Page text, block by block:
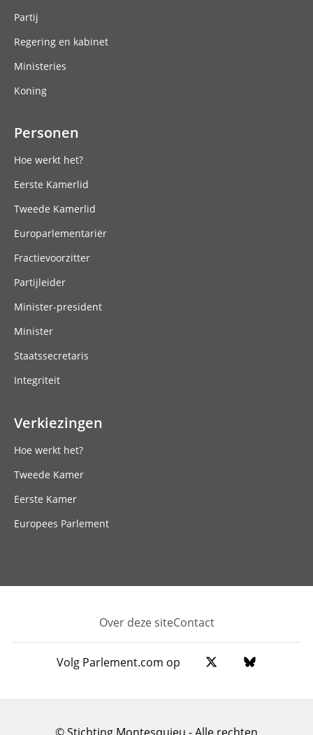
Partij
Regering en kabinet
Ministeries
Koning
Personen
Hoe werkt het?
Eerste Kamerlid
Tweede Kamerlid
Europarlementariër
Fractievoorzitter
Partijleider
Minister-president
Minister
Staatssecretaris
Integriteit
Verkiezingen
Hoe werkt het?
Tweede Kamer
Eerste Kamer
Europees Parlement
Footer
Over deze siteContact
Volg Parlement.com op